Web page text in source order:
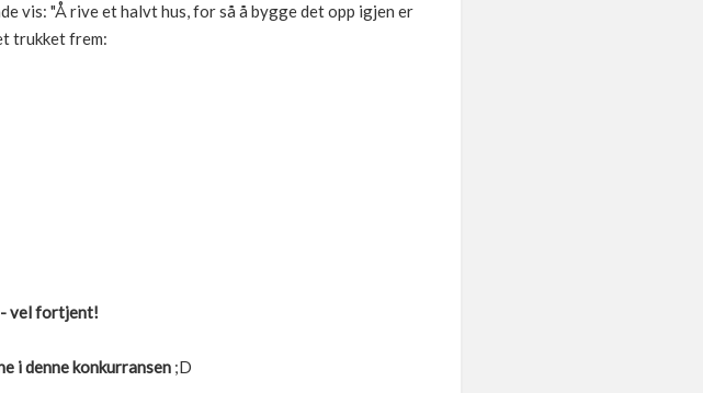
vis: "Å rive et halvt hus, for så å bygge det opp igjen er
trukket frem:
vel fortjent!
i denne konkurransen;D